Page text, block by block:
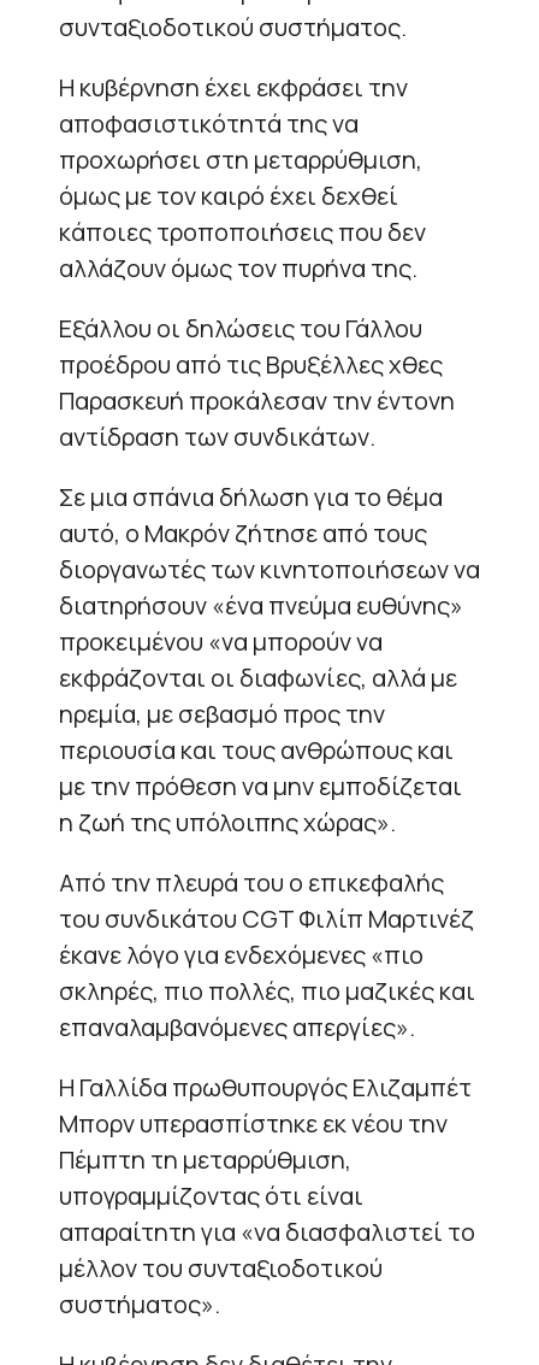
συνταξιοδοτικού συστήματος.
Η κυβέρνηση έχει εκφράσει την
αποφασιστικότητά της να
προχωρήσει στη μεταρρύθμιση,
όμως με τον καιρό έχει δεχθεί
κάποιες τροποποιήσεις που δεν
αλλάζουν όμως τον πυρήνα της.
Εξάλλου οι δηλώσεις του Γάλλου
προέδρου από τις Βρυξέλλες χθες
Παρασκευή προκάλεσαν την έντονη
αντίδραση των συνδικάτων.
Σε μια σπάνια δήλωση για το θέμα
αυτό, ο Μακρόν ζήτησε από τους
διοργανωτές των κινητοποιήσεων να
διατηρήσουν «ένα πνεύμα ευθύνης»
προκειμένου «να μπορούν να
εκφράζονται οι διαφωνίες, αλλά με
ηρεμία, με σεβασμό προς την
περιουσία και τους ανθρώπους και
με την πρόθεση να μην εμποδίζεται
η ζωή της υπόλοιπης χώρας».
Από την πλευρά του ο επικεφαλής
του συνδικάτου CGT Φιλίπ Μαρτινέζ
έκανε λόγο για ενδεχόμενες «πιο
σκληρές, πιο πολλές, πιο μαζικές και
επαναλαμβανόμενες απεργίες».
Η Γαλλίδα πρωθυπουργός Ελιζαμπέτ
Μπορν υπερασπίστηκε εκ νέου την
Πέμπτη τη μεταρρύθμιση,
υπογραμμίζοντας ότι είναι
απαραίτητη για «να διασφαλιστεί το
μέλλον του συνταξιοδοτικού
συστήματος».